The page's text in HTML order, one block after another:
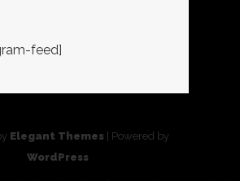
feed]
Elegant Themes | Powered by
WordPress